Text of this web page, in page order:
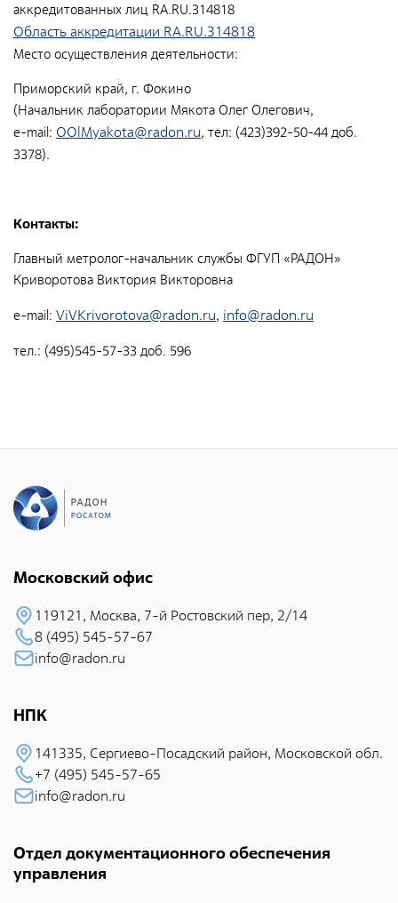
аккредитованных лиц RA.RU.314818
Область аккредитации RA.RU.314818
Место осуществления деятельности:
Приморский край, г. Фокино
(Начальник лаборатории Мякота Олег Олегович,
e-mail: OOlMyakota@radon.ru, тел: (423)392-50-44 доб.
3378).
Контакты:
Главный метролог-начальник службы ФГУП «РАДОН»
Криворотова Виктория Викторовна
e-mail: ViVKrivorotova@radon.ru, info@radon.ru
тел.: (495)545-57-33 доб. 596
Московский офис
119121, Москва, 7-й Pостовский пеp, 2/14
8 (495) 545-57-67
info@radon.ru
НПК
141335, Сеpгиево-Посадский район, Московской обл.
+7 (495) 545-57-65
info@radon.ru
Отдел документационного обеспечения
управления
Обратная связь
Направления деятельности
Обращение с РАО и ОИИИ
источников ионизирующего излучения и радиоактивных
Радиационно-аварийные и радиационно-
управлению объектами «ядерного наследия»
Фирменный стиль
Фотобанк РАДОНА
Филиалы
НПК – Сергиево-Посадский филиал
Северо-Западный центр по обращению с
Дальневосточный центр по обращению с
Приволжский филиал
Уральский филиал
Южный территориальный округ
Приволжский территориальный округ